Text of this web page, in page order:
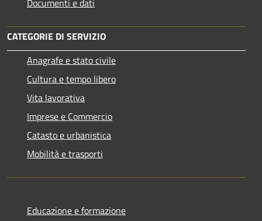
CATEGORIE DI SERVIZIO
Anagrafe e stato civile
Cultura e tempo libero
Vita lavorativa
Imprese e Commercio
Catasto e urbanistica
Mobilità e trasporti
Educazione e formazione